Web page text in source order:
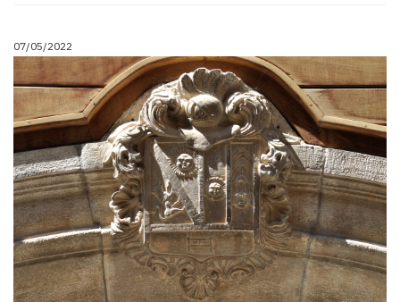
07/05/2022